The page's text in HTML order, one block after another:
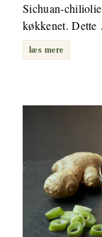
Sichuan-
køkkenet.
læs mere